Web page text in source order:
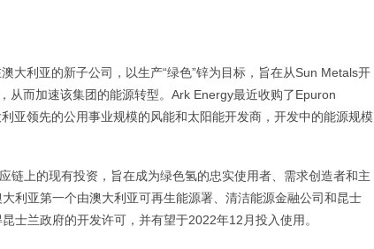
大利亚的新子公司，以生产“绿色”锌为目标，旨在从Sun Metals开
从而加速该集团的能源转型。Ark Energy最近收购了Epuron
亚领先的公用事业规模的风能和太阳能开发商，开发中的能源规模
链上的现有投资，旨在成为绿色氢的忠实使用者、需求创造者和主
利亚第一个由澳大利亚可再生能源署、清洁能源金融公司和昆士
士兰政府的开发许可，并有望于2022年12月投入使用。